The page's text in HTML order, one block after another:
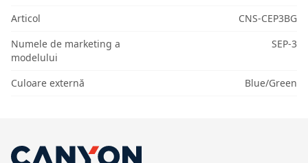
Articol
CNS-CEP3BG
Numele de marketing a
modelului
SEP-3
Culoare externă Blue/Green